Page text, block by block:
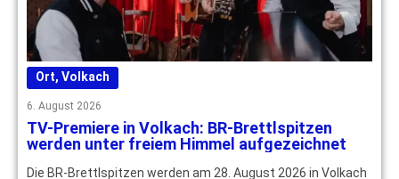
Ort, Volkach
6. August 2026
TV-Premiere in Volkach: BR-Brettlspitzen
werden unter freiem Himmel aufgezeichnet
Die BR-Brettlspitzen werden am 28. August 2026 in Volkach